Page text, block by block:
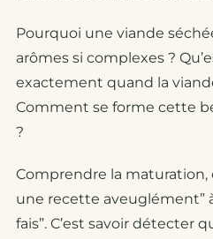
Pourquoi une viande
arômes si complexes ?
exactement quand la
Comment se forme cette
?
Comprendre la maturation,
une recette aveuglément”
fais”. C’est savoir détecter